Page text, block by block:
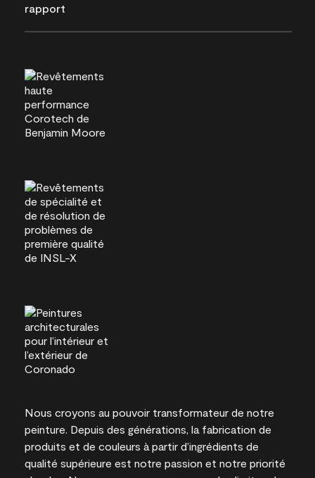
rapport
Nous croyons au pouvoir transformateur de notre
peinture. Depuis des générations, la fabrication de
produits et de couleurs à partir d’ingrédients de
qualité supérieure est notre passion et notre priorité